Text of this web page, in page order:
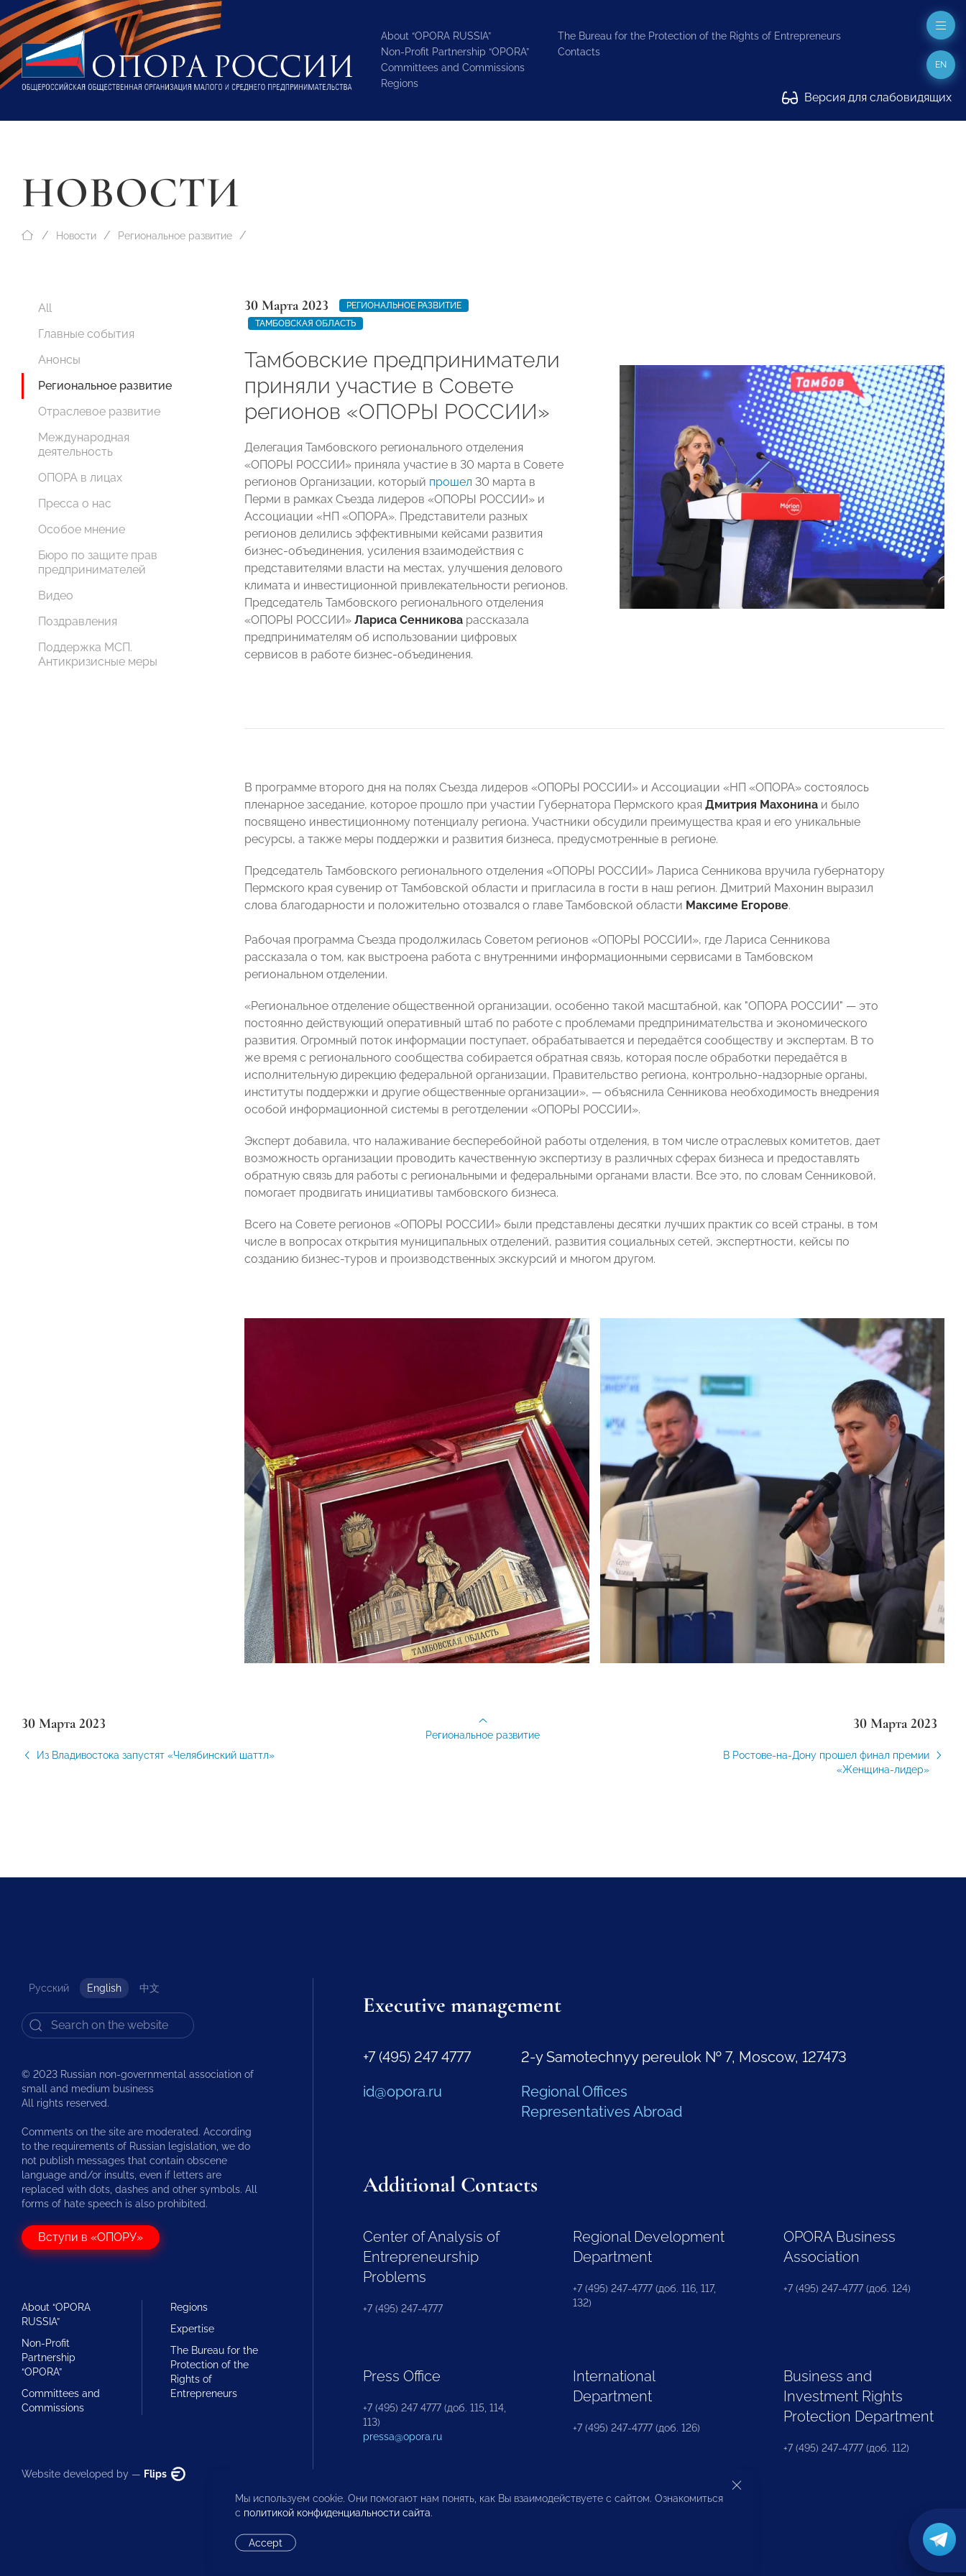
About “OPORA RUSSIA”
Non-Profit Partnership “OPORA”
Committees and Commissions
Regions
The Bureau for the Protection of the Rights of Entrepreneurs
Contacts
Версия для слабовидящих
EN
НОВОСТИ
Новости Региональное развитие
All
Главные события
Анонсы
Региональное развитие
Отраслевое развитие
Международная
деятельность
ОПОРА в лицах
Пресса о нас
Особое мнение
Бюро по защите прав
предпринимателей
Видео
Поздравления
Поддержка МСП.
Антикризисные меры
30 Марта 2023
РЕГИОНАЛЬНОЕ РАЗВИТИЕ
ТАМБОВСКАЯ ОБЛАСТЬ
Тамбовские предприниматели
приняли участие в Совете
регионов «ОПОРЫ РОССИИ»
Делегация Тамбовского регионального отделения
«ОПОРЫ РОССИИ» приняла участие в 30 марта в Совете
регионов Организации, который прошел 30 марта в
Перми в рамках Съезда лидеров «ОПОРЫ РОССИИ» и
Ассоциации «НП «ОПОРА». Представители разных
регионов делились эффективными кейсами развития
бизнес-объединения, усиления взаимодействия с
представителями власти на местах, улучшения делового
климата и инвестиционной привлекательности регионов.
Председатель Тамбовского регионального отделения
«ОПОРЫ РОССИИ» Лариса Сенникова рассказала
предпринимателям об использовании цифровых
сервисов в работе бизнес-объединения.
В программе второго дня на полях Съезда лидеров «ОПОРЫ РОССИИ» и Ассоциации «НП «ОПОРА» состоялось
пленарное заседание, которое прошло при участии Губернатора Пермского края Дмитрия Махонина и было
посвящено инвестиционному потенциалу региона. Участники обсудили преимущества края и его уникальные
ресурсы, а также меры поддержки и развития бизнеса, предусмотренные в регионе.
Председатель Тамбовского регионального отделения «ОПОРЫ РОССИИ» Лариса Сенникова вручила губернатору
Пермского края сувенир от Тамбовской области и пригласила в гости в наш регион. Дмитрий Махонин выразил
слова благодарности и положительно отозвался о главе Тамбовской области Максиме Егорове.
Рабочая программа Съезда продолжилась Советом регионов «ОПОРЫ РОССИИ», где Лариса Сенникова
рассказала о том, как выстроена работа с внутренними информационными сервисами в Тамбовском
региональном отделении.
«Региональное отделение общественной организации, особенно такой масштабной, как "ОПОРА РОССИИ" — это
постоянно действующий оперативный штаб по работе с проблемами предпринимательства и экономического
развития. Огромный поток информации поступает, обрабатывается и передаётся сообществу и экспертам. В то
же время с регионального сообщества собирается обратная связь, которая после обработки передаётся в
исполнительную дирекцию федеральной организации, Правительство региона, контрольно-надзорные органы,
институты поддержки и другие общественные организации», — объяснила Сенникова необходимость внедрения
особой информационной системы в реготделении «ОПОРЫ РОССИИ».
Эксперт добавила, что налаживание бесперебойной работы отделения, в том числе отраслевых комитетов, дает
возможность организации проводить качественную экспертизу в различных сферах бизнеса и предоставлять
обратную связь для работы с региональными и федеральными органами власти. Все это, по словам Сенниковой,
помогает продвигать инициативы тамбовского бизнеса.
Всего на Совете регионов «ОПОРЫ РОССИИ» были представлены десятки лучших практик со всей страны, в том
числе в вопросах открытия муниципальных отделений, развития социальных сетей, экспертности, кейсы по
созданию бизнес-туров и производственных экскурсий и многом другом.
30 Марта 2023
Из Владивостока запустят «Челябинский шаттл»
30 Марта 2023
В Ростове-на-Дону прошел финал премии
«Женщина-лидер»
Региональное развитие
Русский English 中文
© 2023 Russian non-governmental association of
small and medium business
All rights reserved.
Comments on the site are moderated. According
to the requirements of Russian legislation, we do
not publish messages that contain obscene
language and/or insults, even if letters are
replaced with dots, dashes and other symbols. All
forms of hate speech is also prohibited.
Вступи в «ОПОРУ»
About “OPORA
RUSSIA”
Non-Profit
Partnership
“OPORA”
Committees and
Commissions
Regions
Expertise
The Bureau for the
Protection of the
Rights of
Entrepreneurs
Website developed by — Flips
Executive management
+7 (495) 247 4777
id@opora.ru
2-y Samotechnyy pereulok № 7, Moscow, 127473
Regional Offices
Representatives Abroad
Additional Contacts
Center of Analysis of
Entrepreneurship
Problems
+7 (495) 247-4777
Regional Development
Department
+7 (495) 247-4777 (доб. 116, 117,
132)
OPORA Business
Association
+7 (495) 247-4777 (доб. 124)
Press Office
+7 (495) 247 4777 (доб. 115, 114,
113)
pressa@opora.ru
International
Department
+7 (495) 247-4777 (доб. 126)
Business and
Investment Rights
Protection Department
+7 (495) 247-4777 (доб. 112)
Мы используем cookie. Они помогают нам понять, как Вы взаимодействуете с сайтом. Ознакомиться
с политикой конфиденциальности сайта.
Accept